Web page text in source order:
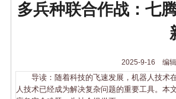
多兵种联合作战：七
2025-9-16 编
导读：随着科技的飞速发展，机器人技术
人技术已经成为解决复杂问题的重要工具。